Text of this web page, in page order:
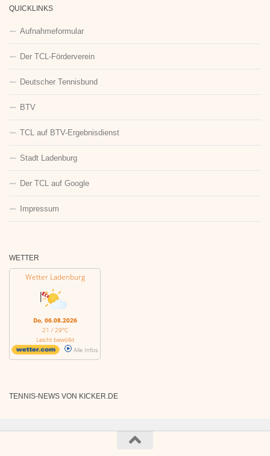
QUICKLINKS
Aufnahmeformular
Der TCL-Förderverein
Deutscher Tennisbund
BTV
TCL auf BTV-Ergebnisdienst
Stadt Ladenburg
Der TCL auf Google
Impressum
WETTER
Wetter Ladenburg
Do, 06.08.2026
21 / 29°C
Leicht bewölkt
Alle Infos
TENNIS-NEWS VON KICKER.DE